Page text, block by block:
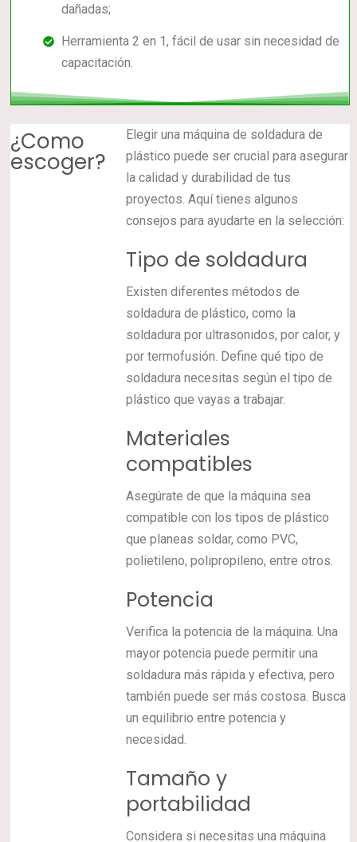
dañadas;
Herramienta 2 en 1, fácil de usar sin necesidad de
capacitación.
¿Como
escoger?
Elegir una máquina de soldadura de
plástico puede ser crucial para asegurar
la calidad y durabilidad de tus
proyectos. Aquí tienes algunos
consejos para ayudarte en la selección:
Tipo de soldadura
Existen diferentes métodos de
soldadura de plástico, como la
soldadura por ultrasonidos, por calor, y
por termofusión. Define qué tipo de
soldadura necesitas según el tipo de
plástico que vayas a trabajar.
Materiales
compatibles
Asegúrate de que la máquina sea
compatible con los tipos de plástico
que planeas soldar, como PVC,
polietileno, polipropileno, entre otros.
Potencia
Verifica la potencia de la máquina. Una
mayor potencia puede permitir una
soldadura más rápida y efectiva, pero
también puede ser más costosa. Busca
un equilibrio entre potencia y
necesidad.
Tamaño y
portabilidad
Considera si necesitas una máquina